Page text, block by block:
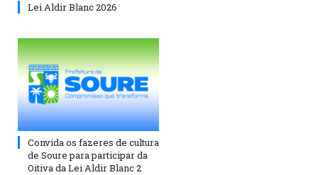
Lei Aldir Blanc 2026
Convida os fazeres de cultura
de Soure para participar da
Oitiva da Lei Aldir Blanc 2